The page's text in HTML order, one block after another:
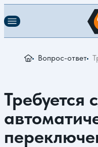
Вопрос-ответ
Требуется